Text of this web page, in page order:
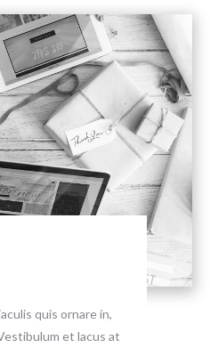
quis ornare in,
et lacus at